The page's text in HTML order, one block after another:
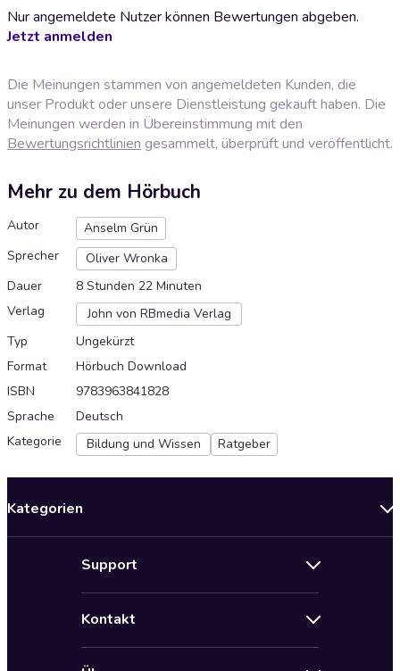
Nur angemeldete Nutzer können Bewertungen abgeben.
Jetzt anmelden
Die Meinungen stammen von angemeldeten Kunden, die
unser Produkt oder unsere Dienstleistung gekauft haben. Die
Meinungen werden in Übereinstimmung mit den
Bewertungsrichtlinien gesammelt, überprüft und veröffentlicht.
Mehr zu dem Hörbuch
Autor
Anselm Grün
Sprecher
Oliver Wronka
Dauer
8 Stunden 22 Minuten
Verlag
John von RBmedia Verlag
Typ
Ungekürzt
Format
Hörbuch Download
ISBN
9783963841828
Sprache
Deutsch
Kategorie
Bildung und Wissen Ratgeber
Kategorien
Support
AGB für Audioteka Abo
Kontakt